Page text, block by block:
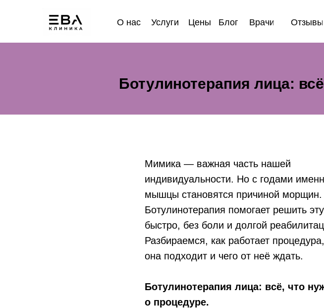
О нас Цены Блог
Услуги Врачи Отзывы
Ботулинотерапия лица:
Мимика — важная часть нашей
индивидуальности. Но с годами
мышцы становятся причиной морщин.
Ботулинотерапия помогает решить
быстро, без боли и долгой
Разбираемся, как работает
она подходит и чего от неё ждать.
Ботулинотерапия лица: всё, что
о процедуре.